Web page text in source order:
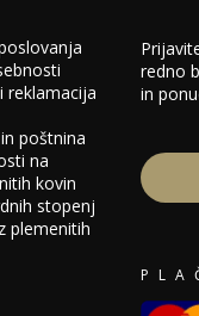
reklamacija
poštnina
na
kovin
stopenj
plemenitih
redno
in